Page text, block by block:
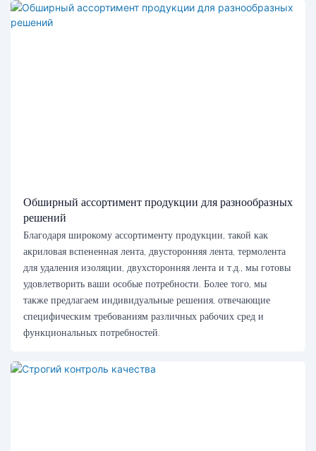
Обширный ассортимент продукции для разнообразных
решений
Благодаря широкому ассортименту продукции, такой как
акриловая вспененная лента, двусторонняя лента, термолента
для удаления изоляции, двухсторонняя лента и т.д., мы готовы
удовлетворить ваши особые потребности. Более того, мы
также предлагаем индивидуальные решения, отвечающие
специфическим требованиям различных рабочих сред и
функциональных потребностей.